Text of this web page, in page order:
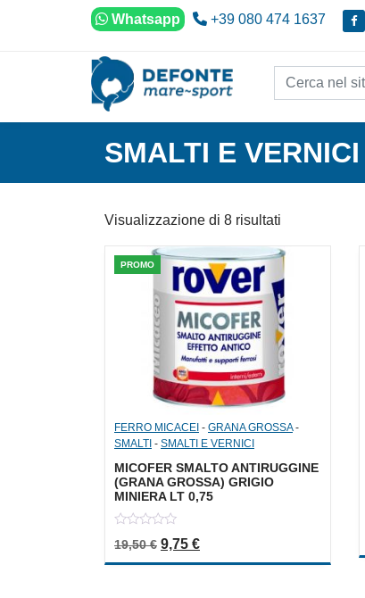
Vai al contenuto
Whatsapp +39 080 474 1637
Cerca nel sito...
SMALTI E VERNICI
Visualizzazione di 8 risultati
PROMO
FERRO MICACEI - GRANA GROSSA-
SMALTI - SMALTI E VERNICI
MICOFER SMALTO ANTIRUGGINE
(GRANA GROSSA) GRIGIO
MINIERA LT 0,75
out
19,50€ Il prezzo originale era: 19,50 €.
9,75 €Il prezzo attuale è: 9,75 €.